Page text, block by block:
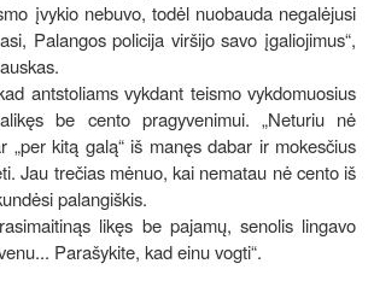
įvykio nebuvo, todėl nuobauda negalėjusi
Palangos policija viršijo savo įgaliojimus“,
antstoliams vykdant teismo vykdomuosius
be cento pragyvenimui. „Neturiu nė
„per kitą galą“ iš manęs dabar ir mokesčius
Jau trečias mėnuo, kai nematau nė cento iš
palangiškis.
likęs be pajamų, senolis lingavo
Parašykite, kad einu vogti“.